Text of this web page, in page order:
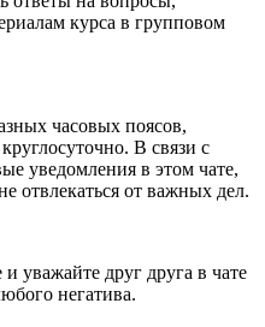
курса в групповом
часовых поясов,
В связи с
уведомления в этом чате,
отвлекаться от важных дел.
уважайте друг друга в чате
негатива.